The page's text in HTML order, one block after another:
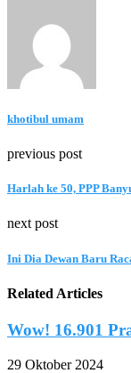
khotibul umam
previous post
Harlah ke 50, PPP
next post
Ini Dia Dewan Baru
Related Articles
Wow! 16.901
29 Oktober 2024